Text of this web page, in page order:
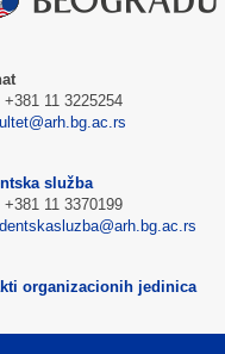
+381 11 3225254
služba
+381 11 3370199
organizacionih jedinica